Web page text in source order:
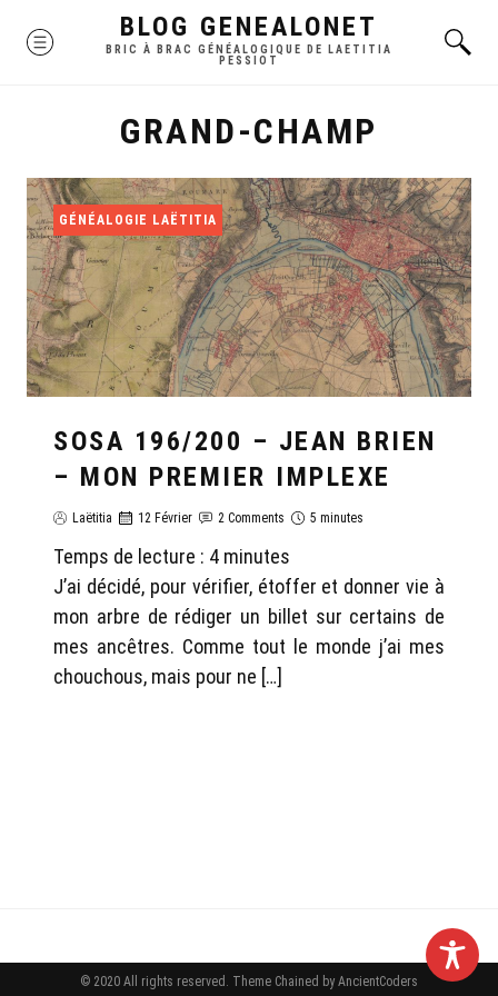
MENU BLOG GENEALONET
BRIC À BRAC GÉNÉALOGIQUE DE LAETITIA
PESSIOT
GRAND-CHAMP
GÉNÉALOGIE LAËTITIA
SOSA 196/200 – JEAN BRIEN
– MON PREMIER IMPLEXE
Laëtitia 12 Février 2 Comments 5 minutes
Temps de lecture : 4 minutes
J’ai décidé, pour vérifier, étoffer et donner vie à
mon arbre de rédiger un billet sur certains de
mes ancêtres. Comme tout le monde j’ai mes
chouchous, mais pour ne […]
© 2020 All rights reserved. Theme Chained by AncientCoders